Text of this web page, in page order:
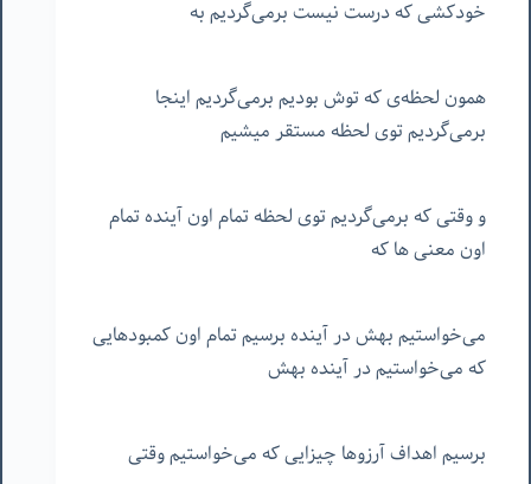
خودکشی که درست نیست برمی‌گردیم به
همون لحظه‌ی که توش بودیم برمی‌گردیم اینجا
برمی‌گردیم توی لحظه مستقر میشیم
و وقتی که برمی‌گردیم توی لحظه تمام اون آینده تمام
اون معنی ها که
می‌خواستیم بهش در آینده برسیم تمام اون کمبودهایی
که می‌خواستیم در آینده بهش
برسیم اهداف آرزوها چیزایی که می‌خواستیم وقتی